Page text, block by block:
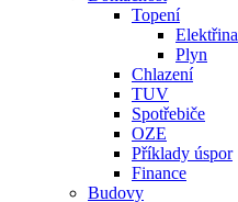
Topení
Elektřina
Plyn
Chlazení
TUV
Spotřebiče
OZE
Příklady úspor
Finance
Budovy